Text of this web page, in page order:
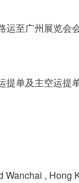
运至广州展览会
提单及主空运提
Wanchai , Hong